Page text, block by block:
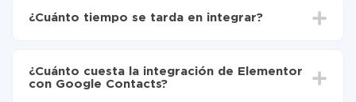
Elija qué datos transferir de Elementor a Google
Ahora los datos se transferirán automáticamente
de Elementor a Google Contacts
¿Cuánto tiempo se tarda en integrar?
oscilar entre 5 y 30 minutos. En promedio, la
configuración tarda entre 10 y 15 minutos.
¿Cuánto cuesta la integración de Elementor
con Google Contacts?